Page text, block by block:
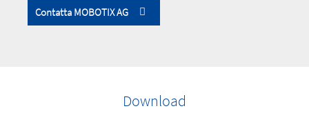
Contatta MOBOTIX AG
Download